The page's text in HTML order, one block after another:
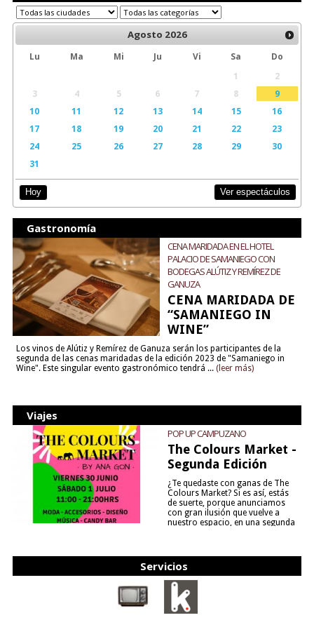
Agosto 2026
Lu Ma Mi Ju Vi Sa
Do
1
2
3
4 5 6 7 8
9
10
11 12 13 14 15
16
17
18 19 20 21 22
23
24
25 26 27 28 29
30
31
Hoy Ver espectáculos
Gastronomía
CENA MARIDADA EN EL HOTEL
PALACIO DE SAMANIEGO CON
BODEGAS ALÚTIZ Y REMÍREZ DE
GANUZA
CENA MARIDADA DE
“SAMANIEGO IN
WINE”
Los vinos de Alútiz y Remírez de Ganuza serán los participantes de la
segunda de las cenas maridadas de la edición 2023 de "Samaniego in
Wine". Este singular evento gastronómico tendrá ... (leer más)
Viajes
POP UP CAMPUZANO
The Colours Market -
Segunda Edición
¿Te quedaste con ganas de The
Colours Market? Si es así, estás
de suerte, porque anunciamos
con gran ilusión que vuelve a
nuestro espacio, en una segunda
Servicios